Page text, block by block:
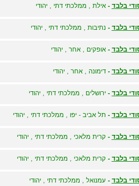
בלבד -אילת , ממלכתי דתי , יהודי
בלבד - נתיבות , ממלכתי דתי , יהודי
בלבד -אופקים , אחר , יהודי
בלבד -דימונה , אחר , יהודי
בלבד -ירושלים , ממלכתי דתי , יהודי
בלבד - תל אביב - יפו , ממלכתי דתי , יהודי
בלבד - קרית מלאכי , ממלכתי דתי , יהודי
בלבד - קרית מלאכי , ממלכתי דתי , יהודי
בלבד - עמנואל , ממלכתי דתי , יהודי